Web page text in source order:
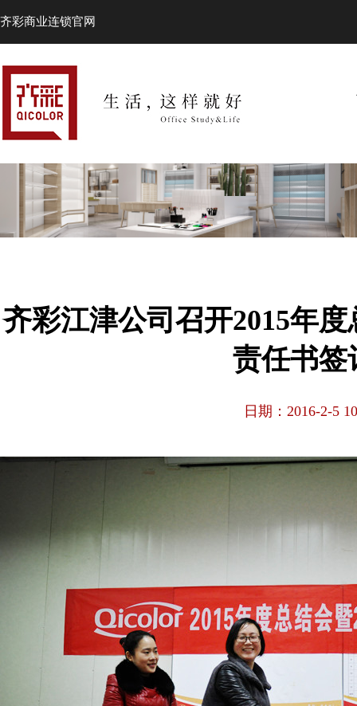
齐彩商业连锁官网
齐彩江津公司召开2015年
责任书签
日期：2016-2-5